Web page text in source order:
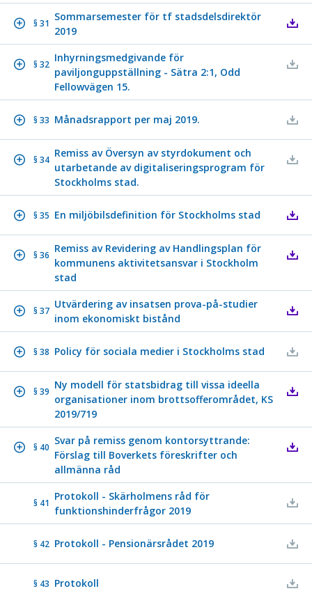
§ 31
Sommarsemester för tf stadsdelsdirektör
2019
§ 32
Inhyrningsmedgivande för
paviljonguppställning - Sätra 2:1, Odd
Fellowvägen 15.
§ 33 Månadsrapport per maj 2019.
§ 34
Remiss av Översyn av styrdokument och
utarbetande av digitaliseringsprogram för
Stockholms stad.
§ 35 En miljöbilsdefinition för Stockholms stad
§ 36
Remiss av Revidering av Handlingsplan för
kommunens aktivitetsansvar i Stockholm
stad
§ 37
Utvärdering av insatsen prova-på-studier
inom ekonomiskt bistånd
§ 38 Policy för sociala medier i Stockholms stad
§ 39
Ny modell för statsbidrag till vissa ideella
organisationer inom brottsofferområdet, KS
2019/719
§ 40
Svar på remiss genom kontorsyttrande:
Förslag till Boverkets föreskrifter och
allmänna råd
§ 41
Protokoll - Skärholmens råd för
funktionshinderfrågor 2019
§ 42 Protokoll - Pensionärsrådet 2019
§ 43 Protokoll